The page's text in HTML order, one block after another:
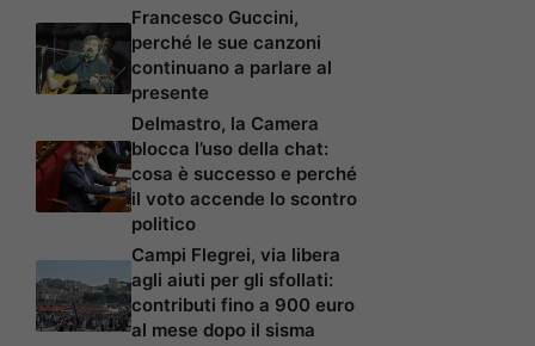
Francesco Guccini,
perché le sue canzoni
continuano a parlare al
presente
Delmastro, la Camera
blocca l’uso della chat:
cosa è successo e perché
il voto accende lo scontro
politico
Campi Flegrei, via libera
agli aiuti per gli sfollati:
contributi fino a 900 euro
al mese dopo il sisma